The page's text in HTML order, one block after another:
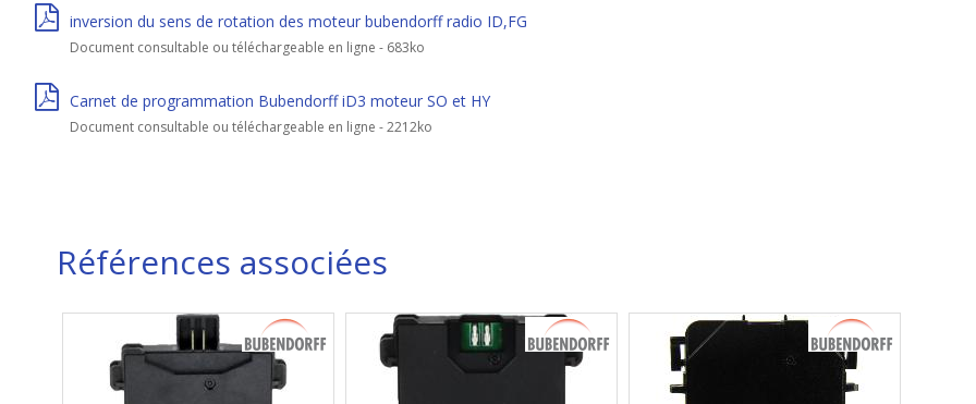
inversion du sens de rotation des moteur bubendorff radio ID,FG
Document consultable ou téléchargeable en ligne - 683ko
Carnet de programmation Bubendorff iD3 moteur SO et HY
Document consultable ou téléchargeable en ligne - 2212ko
Références associées